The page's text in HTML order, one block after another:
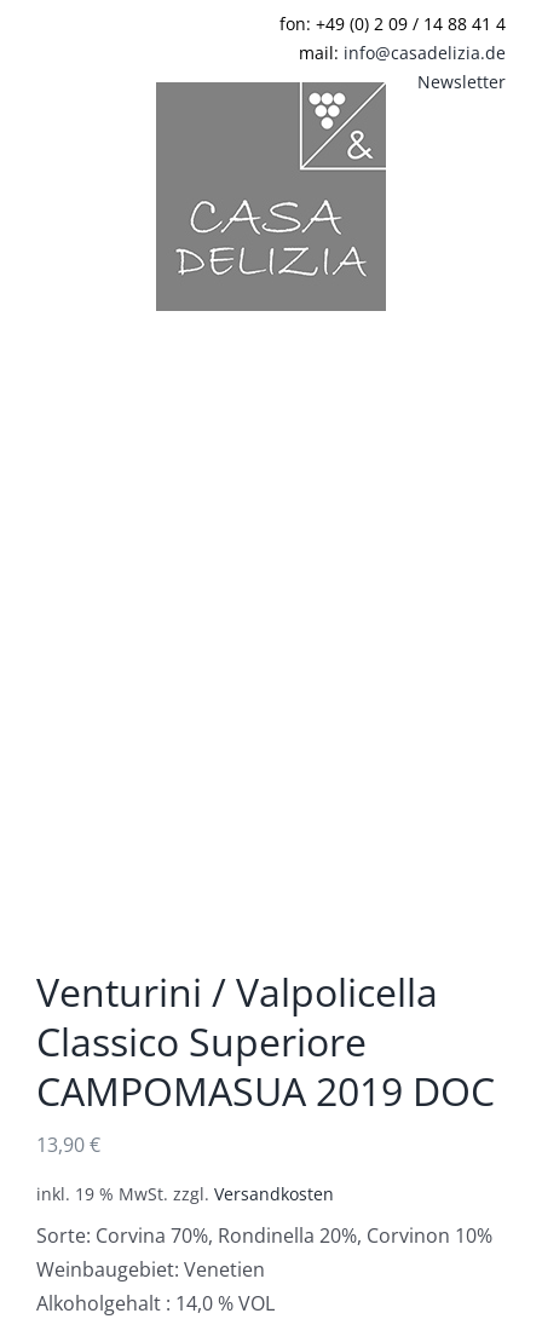
fon: +49 (0) 2 09 / 14 88 41 4
mail: info@casadelizia.de
Newsletter
Venturini / Valpolicella
Classico Superiore
CAMPOMASUA 2019 DOC
13,90€
inkl. 19 % MwSt. zzgl. Versandkosten
Sorte: Corvina 70%, Rondinella 20%, Corvinon 10%
Weinbaugebiet: Venetien
Alkoholgehalt : 14,0 % VOL